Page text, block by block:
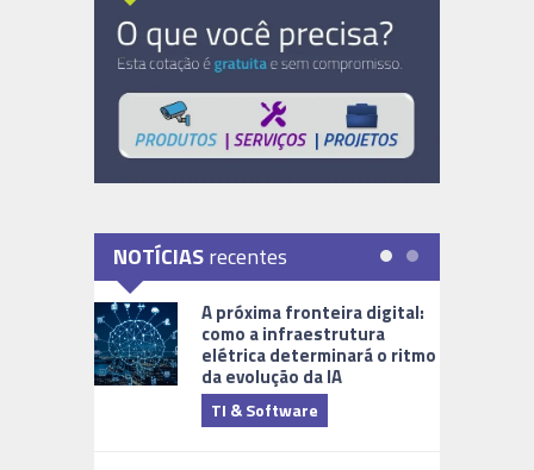
NOTÍCIASrecentes
A próxima fronteira digital:
como a infraestrutura
elétrica determinará o ritmo
da evolução da IA
TI & Software